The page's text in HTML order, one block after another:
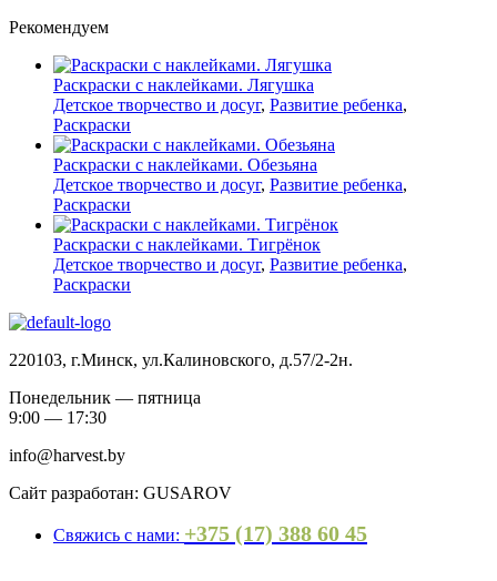
Рекомендуем
Раскраски с наклейками. Лягушка
Детское творчество и досуг, Развитие ребенка,
Раскраски
Раскраски с наклейками. Обезьяна
Детское творчество и досуг, Развитие ребенка,
Раскраски
Раскраски с наклейками. Тигрёнок
Детское творчество и досуг, Развитие ребенка,
Раскраски
220103, г.Минск, ул.Калиновского, д.57/2-2н.
Понедельник — пятница
9:00 — 17:30
info@harvest.by
Сайт разработан: GUSAROV
Свяжись с нами: +375 (17) 388 60 45